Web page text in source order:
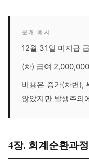
분개 예시
12월 31일 미지급
(차) 급여
비용은 증가(차변),
않았지만 발생주의
4장. 회계순환과